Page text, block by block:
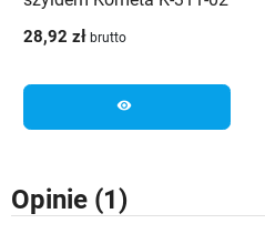
28,92 zł brutto
visibility
Opinie (1)